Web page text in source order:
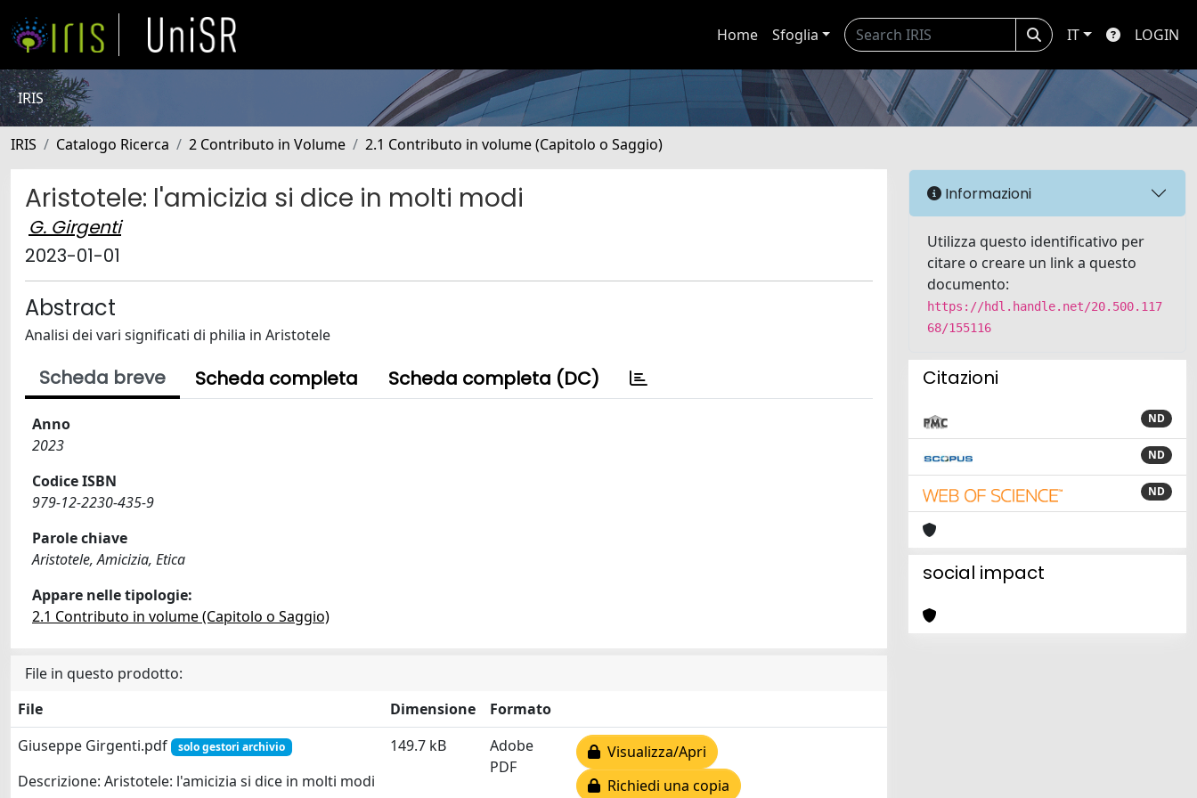
Home Sfoglia IT LOGIN
IRIS
IRIS Catalogo Ricerca 2 Contributo in Volume 2.1 Contributo in volume (Capitolo o Saggio)
Aristotele: l'amicizia si dice in molti modi
G. Girgenti
2023-01-01
Abstract
Analisi dei vari significati di philia in Aristotele
Scheda breve Scheda completa Scheda completa (DC)
Anno
2023
Codice ISBN
979-12-2230-435-9
Parole chiave
Aristotele, Amicizia, Etica
Appare nelle tipologie:
2.1 Contributo in volume (Capitolo o Saggio)
File in questo prodotto:
File
Dimensione
Formato
Giuseppe Girgenti.pdf
solo gestori archivio
Descrizione: Aristotele: l'amicizia si dice in molti modi
149.7 kB
Adobe
PDF
Visualizza/Apri
Richiedi una copia
Informazioni
Utilizza questo identificativo per
citare o creare un link a questo
documento:
https://hdl.handle.net/20.500.117
68/155116
Citazioni
ND
ND
ND
social impact